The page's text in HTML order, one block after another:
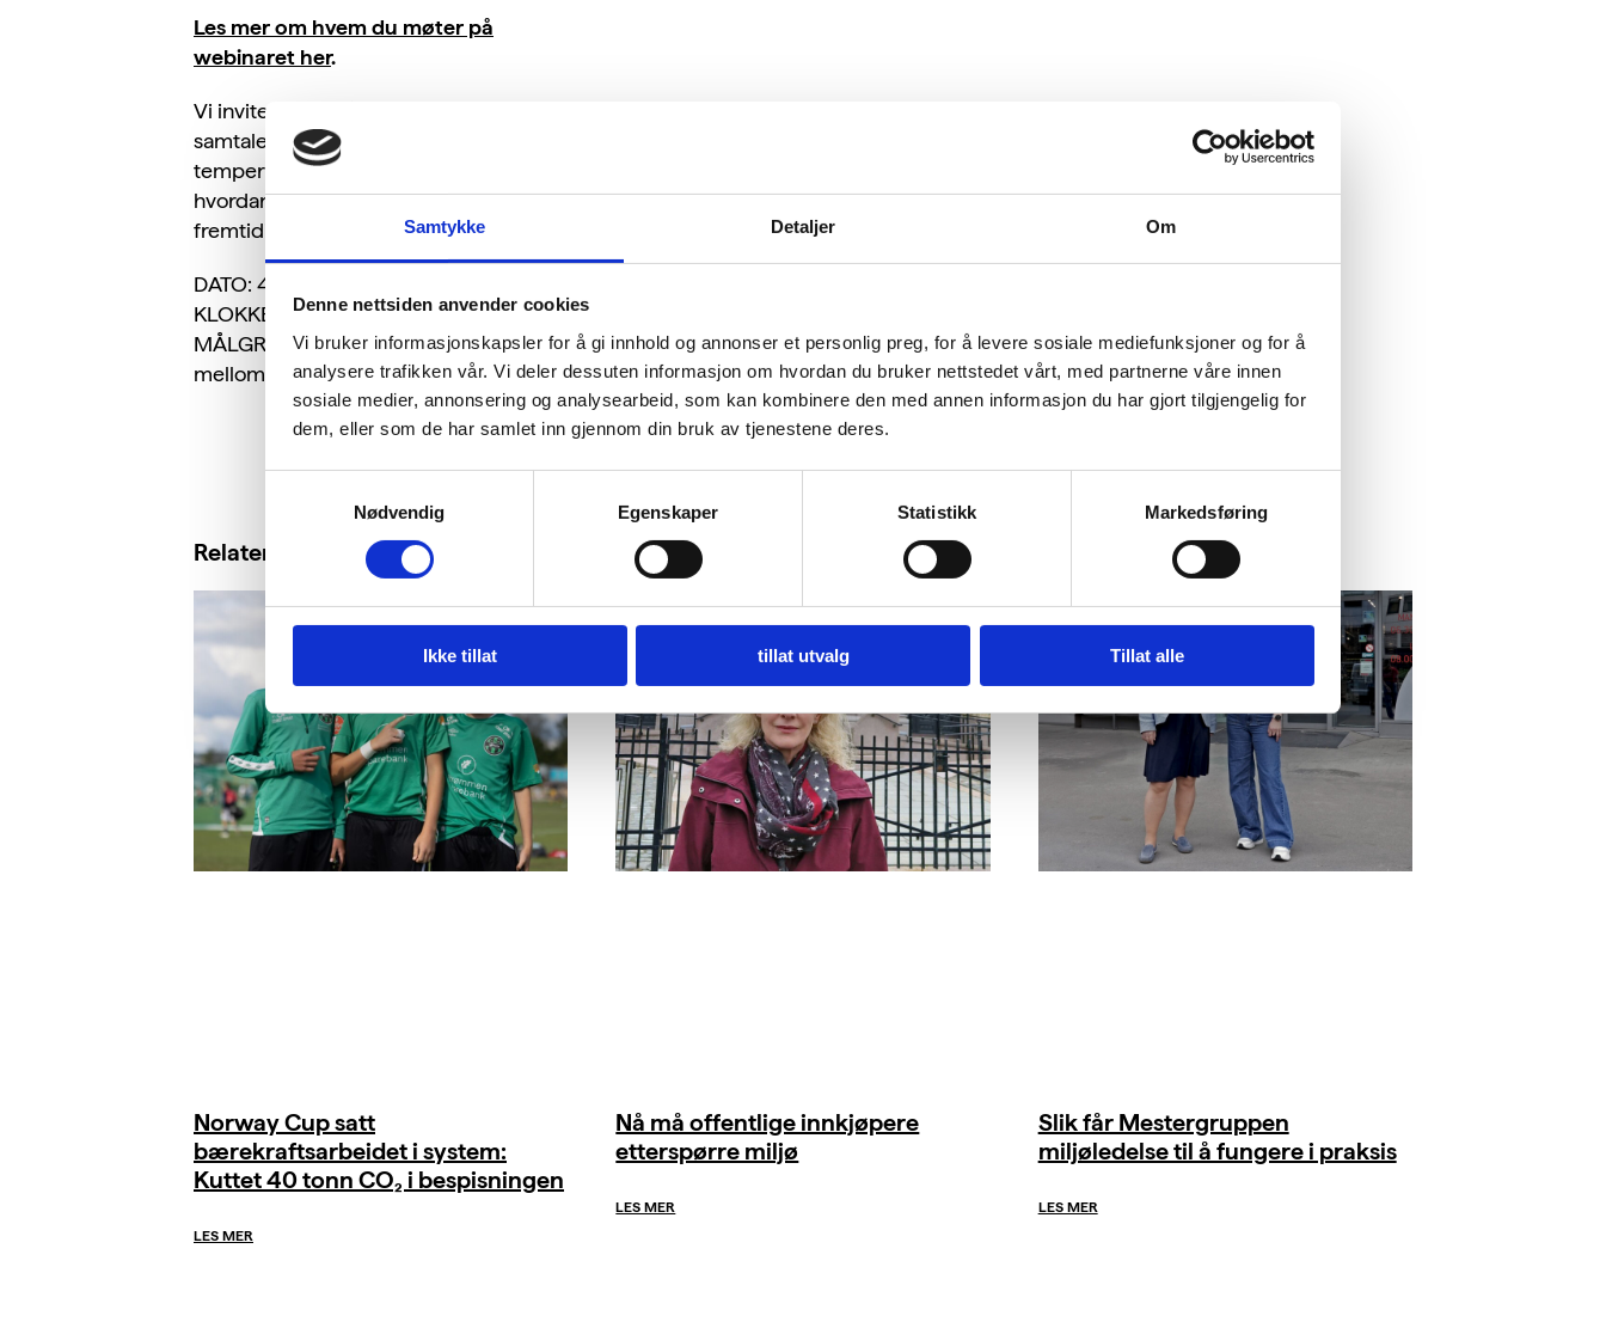
Samtykke Detaljer Om
Denne nettsiden anvender cookies
Vi bruker informasjonskapsler for å gi innhold og annonser et personlig preg, for å levere sosiale mediefunksjoner og for å
analysere trafikken vår. Vi deler dessuten informasjon om hvordan du bruker nettstedet vårt, med partnerne våre innen
sosiale medier, annonsering og analysearbeid, som kan kombinere den med annen informasjon du har gjort tilgjengelig for
dem, eller som de har samlet inn gjennom din bruk av tjenestene deres.
Nødvendig
Egenskaper Statistikk Markedsføring
Ikke tillat tillat utvalg Tillat alle
Les mer om hvem du møter på
webinaret her.
Vi inviterer til et åpent webinar og
samtale om bærekraftsrapporting – en
temperaturmåler og eksempler på
hvordan virksomheter rigger seg for
fremtidige krav.
DATO: 4. april 2024
KLOKKESLETT: 11:00 – 12:00
MÅLGRUPPE: Ledere i små- og
mellomstore bedrifter
Relaterte saker
Norway Cup satt
bærekraftsarbeidet i system:
Kuttet 40 tonn CO₂ i bespisningen
LES MER
Nå må offentlige innkjøpere
etterspørre miljø
LES MER
Slik får Mestergruppen
miljøledelse til å fungere i praksis
LES MER